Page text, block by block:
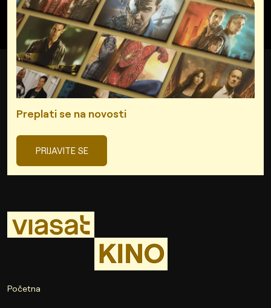
Preplati se na novosti
PRIJAVITE SE
Početna